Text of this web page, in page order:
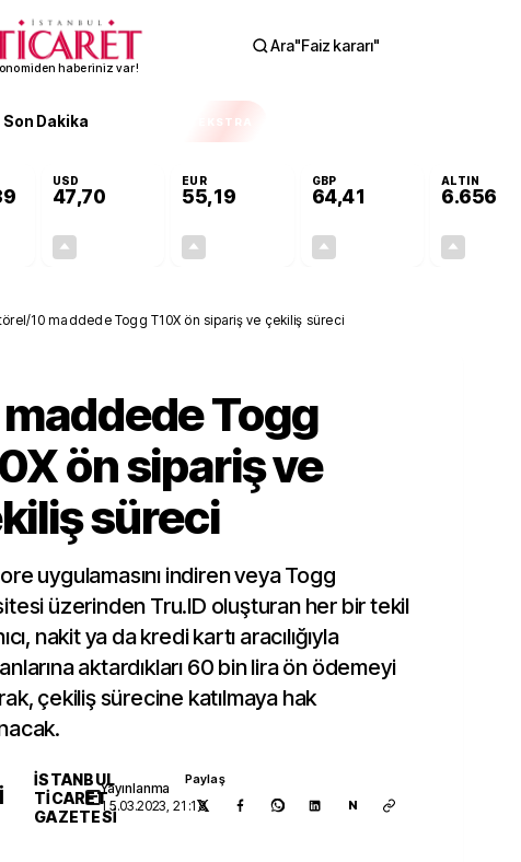
haberiniz var!
Ara"Faiz kararı"
Son Dakika EKSTRA
USD
47,70
EUR
55,19
GBP
64,41
ALTIN
6.656
/10 maddede Togg T10X ön sipariş ve çekiliş süreci
maddede Togg
ön sipariş ve
süreci
uygulamasını indiren veya Togg
üzerinden Tru.ID oluşturan her bir tekil
nakit ya da kredi kartı aracılığıyla
aktardıkları 60 bin lira ön ödemeyi
çekiliş sürecine katılmaya hak
İ
İSTANBUL
TICARET
GAZETESI
Yayınlanma
15.03.2023, 21:18
Paylaş
N